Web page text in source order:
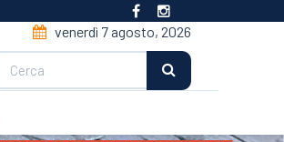
venerdì 7 agosto, 2026